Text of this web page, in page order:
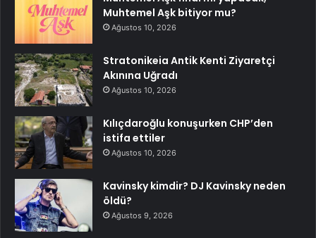
Muhtemel Aşk bitiyor mu?
Ağustos 10, 2026
Stratonikeia Antik Kenti Ziyaretçi
Akınına Uğradı
Ağustos 10, 2026
Kılıçdaroğlu konuşurken CHP’den
istifa ettiler
Ağustos 10, 2026
Kavinsky kimdir? DJ Kavinsky neden
öldü?
Ağustos 9, 2026